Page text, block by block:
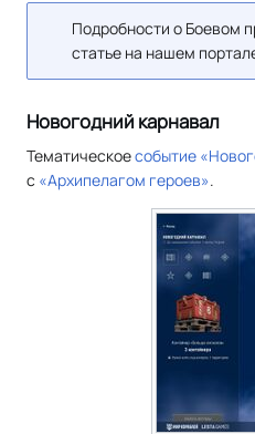
Подробности о Боевом
статье на нашем
Новогодний карнавал
Тематическоесобытие
с «Архипелагом героев».